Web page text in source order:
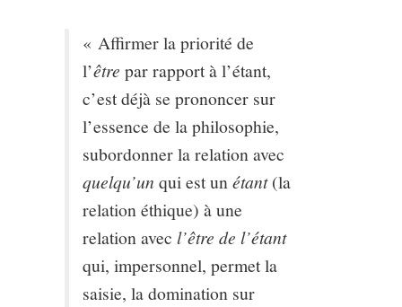
« Affirmer la priorité de
l’être par rapport à l’étant,
c’est déjà se prononcer sur
l’essence de la philosophie,
subordonner la relation avec
quelqu’un qui est unétant(la
relation éthique) à une
relation avecl’être de l’étant
qui, impersonnel, permet la
saisie, la domination sur